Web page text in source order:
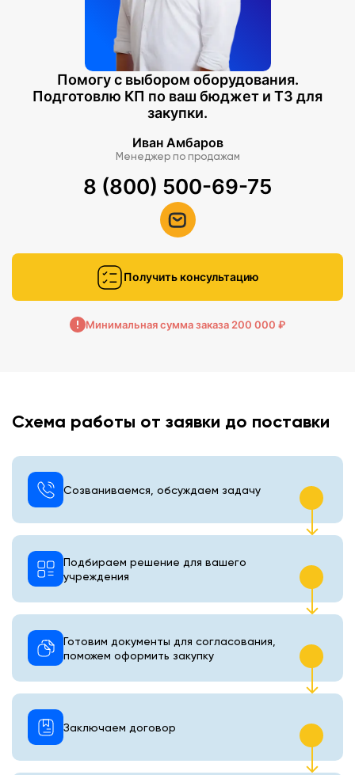
Помогу с выбором оборудования.
Подготовлю КП по ваш бюджет и ТЗ для
закупки.
Иван Амбаров
Менеджер по продажам
8 (800) 500-69-75
Получить консультацию
Минимальная сумма заказа 200 000 ₽
Схема работы от заявки до поставки
Созваниваемся, обсуждаем задачу
Подбираем решение для вашего
учреждения
Готовим документы для согласования,
поможем оформить закупку
Заключаем договор